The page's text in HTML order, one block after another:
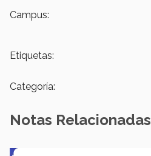
Campus:
Etiquetas:
Categoría:
Notas Relacionadas